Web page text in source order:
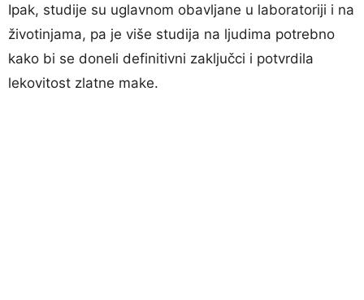
Ipak, studije su uglavnom obavljane u laboratoriji i na
životinjama, pa je više studija na ljudima potrebno
kako bi se doneli definitivni zaključci i potvrdila
lekovitost zlatne make.